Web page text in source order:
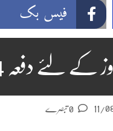
فیس بک
دفعہ 144 نافذ
11/